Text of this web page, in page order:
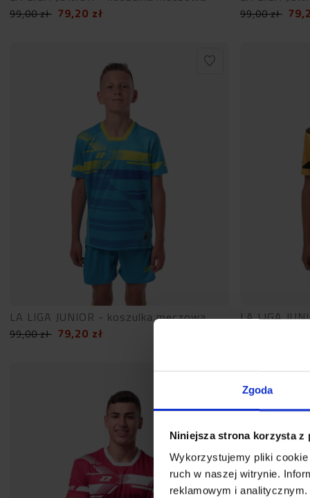
Zgoda
Niniejsza strona korzysta z
Wykorzystujemy pliki
ruch w naszej witrynie.
reklamowym i
99,00zł 79,20 zł 99,00zł
LA LIGA JUNIOR - koszulka meczowa
99,00zł 79,20 zł
LA LIGA